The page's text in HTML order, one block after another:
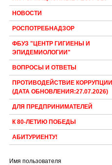
НОВОСТИ
РОСПОТРЕБНАДЗОР
ФБУЗ "ЦЕНТР ГИГИЕНЫ И
ЭПИДЕМИОЛОГИИ"
ВОПРОСЫ И ОТВЕТЫ
ПРОТИВОДЕЙСТВИЕ КОРРУПЦИИ
(ДАТА ОБНОВЛЕНИЯ:27.07.2026)
ДЛЯ ПРЕДПРИНИМАТЕЛЕЙ
К 80-ЛЕТИЮ ПОБЕДЫ
АБИТУРИЕНТУ!
Имя пользователя